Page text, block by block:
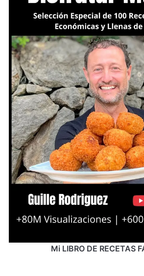
Mi LIBRO DE RECETAS